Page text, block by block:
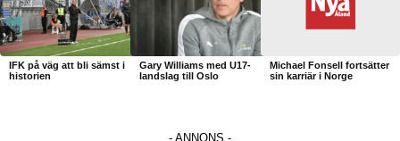
IFK på väg att bli sämst i
historien
Gary Williams med U17-
landslag till Oslo
Michael Fonsell fortsätter
sin karriär i Norge